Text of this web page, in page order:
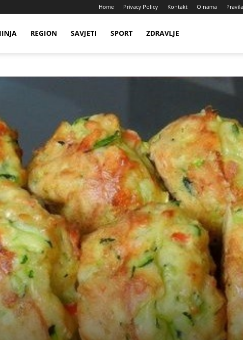
Home Privacy Policy Kontakt O nama
REGION SAVJETI SPORT ZDRAVLJE